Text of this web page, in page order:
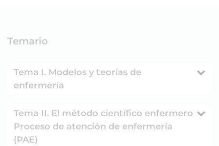
Temario
Tema I. Modelos y teorías de
enfermería
Tema II. El método científico enfermero
Proceso de atención de enfermería
(PAE)